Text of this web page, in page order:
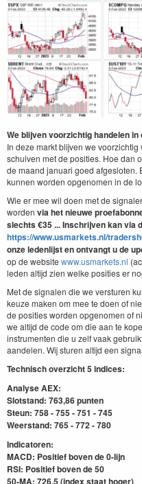
We blijven voorzichtig handelen in
In deze markt blijven we
schuiven met de posities. Hoe dan
de maand januari goed afgesloten.
kunnen worden opgenomen in de
Wie er mee wil doen met de
worden via het nieuwe
slechts €35 ... Inschrijven kan via
https://www.usmarkets.nl/
onze ledenlijst en ontvangt u de
op de website www.usmarkets.nl
leden altijd zien welke posities er
Met de signalen die we versturen
keuze maken om mee te doen of
de posities worden opgenomen of
we altijd de code om die aan te
instrumenten die u zelf vaak
aandelen. Wij sturen altijd een
Technisch overzicht 5 indices:
Analyse AEX:
Slotstand: 763,86 punten
Steun: 758 - 755 - 751 - 745
Weerstand: 765 - 772 - 780
Indicatoren:
MACD: Positief boven de 0-lijn
RSI: Positief boven de 50
50-MA: 726,5 (index staat hoger)